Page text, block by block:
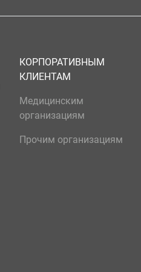
КОРПОРАТИВНЫМ
КЛИЕНТАМ
Медицинским
организациям
Прочим организациям